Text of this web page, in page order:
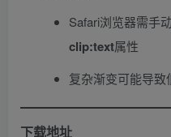
Safari浏览器需手
clip:text属性
复杂渐变可能导
下载地址